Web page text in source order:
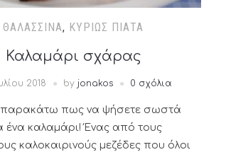
ΘΑΛΑΣΣΙΝΆ, ΚΥΡΊΩΣ ΠΙΆΤΑ
Καλαμάρι σχάρας
2018 by jonakos 0 σχόλια
παρακάτω πως να ψήσετε σωστά
ένα καλαμάρι! Ένας από τους
καλοκαιρινούς μεζέδες που όλοι